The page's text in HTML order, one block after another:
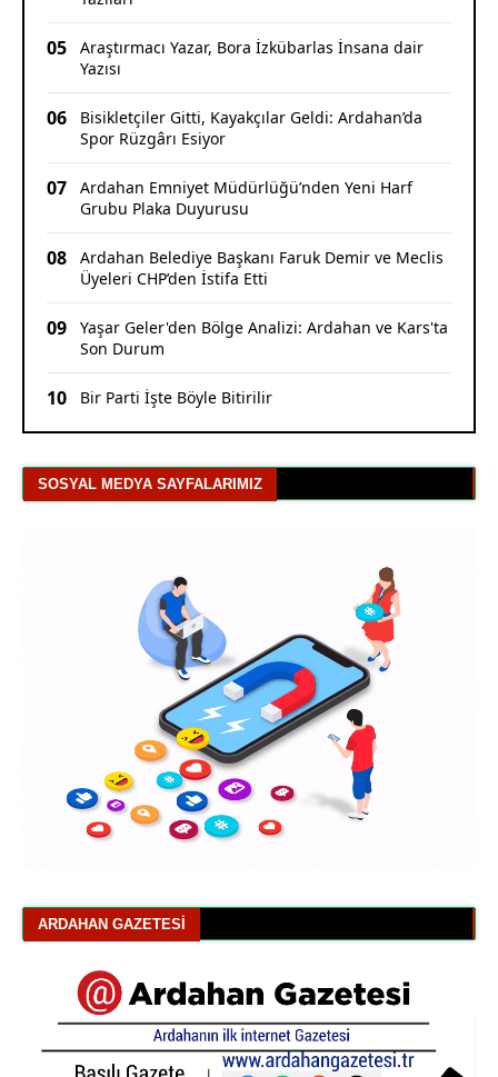
05
Araştırmacı Yazar, Bora İzkübarlas İnsana dair
Yazısı
06
Bisikletçiler Gitti, Kayakçılar Geldi: Ardahan’da
Spor Rüzgârı Esiyor
07
Ardahan Emniyet Müdürlüğü’nden Yeni Harf
Grubu Plaka Duyurusu
08
Ardahan Belediye Başkanı Faruk Demir ve Meclis
Üyeleri CHP’den İstifa Etti
09
Yaşar Geler'den Bölge Analizi: Ardahan ve Kars'ta
Son Durum
10 Bir Parti İşte Böyle Bitirilir
SOSYAL MEDYA SAYFALARIMIZ
ARDAHAN GAZETESI